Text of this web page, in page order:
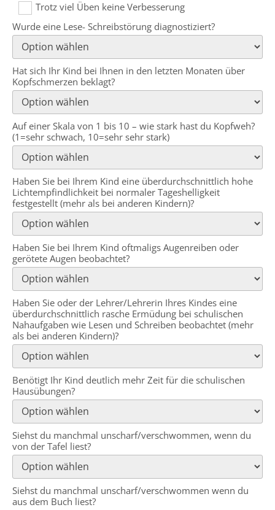
Trotz viel Üben keine Verbesserung
Wurde eine Lese- Schreibstörung diagnostiziert?
Hat sich Ihr Kind bei Ihnen in den letzten Monaten über
Kopfschmerzen beklagt?
Auf einer Skala von 1 bis 10 – wie stark hast du Kopfweh?
(1=sehr schwach, 10=sehr sehr stark)
Haben Sie bei Ihrem Kind eine überdurchschnittlich hohe
Lichtempfindlichkeit bei normaler Tageshelligkeit
festgestellt (mehr als bei anderen Kindern)?
Haben Sie bei Ihrem Kind oftmaligs Augenreiben oder
gerötete Augen beobachtet?
Haben Sie oder der Lehrer/Lehrerin Ihres Kindes eine
überdurchschnittlich rasche Ermüdung bei schulischen
Nahaufgaben wie Lesen und Schreiben beobachtet (mehr
als bei anderen Kindern)?
Benötigt Ihr Kind deutlich mehr Zeit für die schulischen
Hausübungen?
Siehst du manchmal unscharf/verschwommen, wenn du
von der Tafel liest?
Siehst du manchmal unscharf/verschwommen wenn du
aus dem Buch liest?